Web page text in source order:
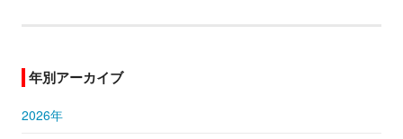
年別アーカイブ
2026年